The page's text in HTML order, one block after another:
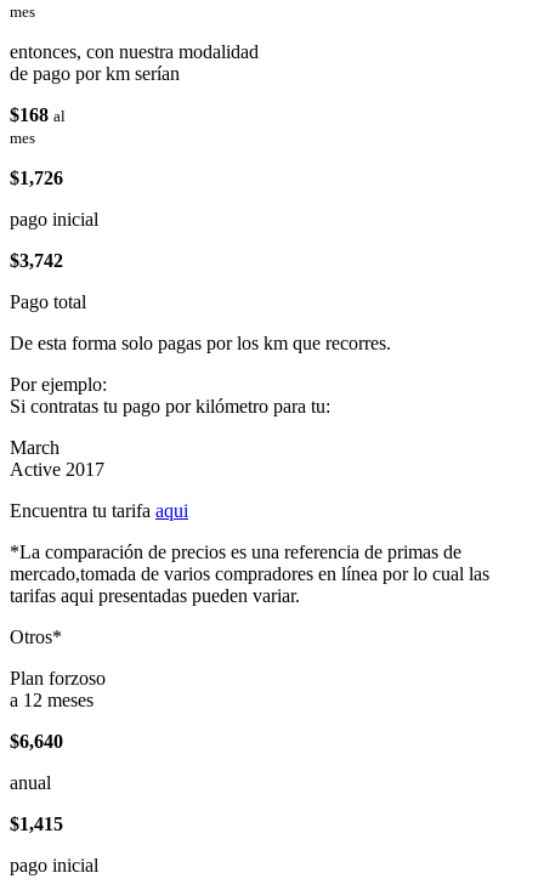
mes
entonces, con nuestra modalidad
de pago por km serían
$168 al
mes
$1,726
pago inicial
$3,742
Pago total
De esta forma solo pagas por los km que recorres.
Por ejemplo:
Si contratas tu pago por kilómetro para tu:
March
Active 2017
Encuentra tu tarifa aqui
*La comparación de precios es una referencia de primas de
mercado,tomada de varios compradores en línea por lo cual las
tarifas aqui presentadas pueden variar.
Otros*
Plan forzoso
a 12 meses
$6,640
anual
$1,415
pago inicial